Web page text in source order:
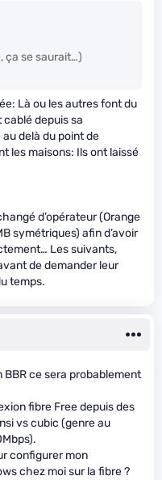
ça se saurait…)
Là ou les autres font du
cablé depuis sa
delà du point de
les maisons: Ils ont laissé
d’opérateur (Orange
symétriques) afin d’avoir
Les suivants,
de demander leur
temps.
BBR ce sera probablement
fibre Free depuis des
vs cubic (genre au
configurer mon
chez moi sur la fibre ?